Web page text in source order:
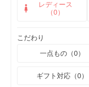
レディース
（0）
こだわり
一点もの（0）
ギフト対応（0）